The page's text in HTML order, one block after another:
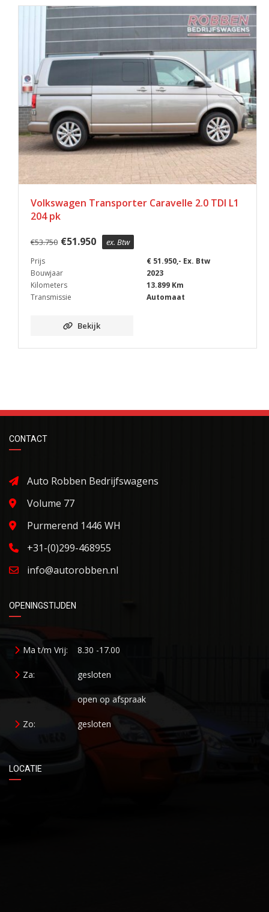
Volkswagen Transporter Caravelle 2.0 TDI L1
204 pk
€53.750 €51.950 ex. Btw
Prijs
€ 51.950,- Ex. Btw
Bouwjaar
2023
Kilometers
13.899 Km
Transmissie
Automaat
Bekijk
CONTACT
Auto Robben Bedrijfswagens
Volume 77
Purmerend 1446 WH
+31-(0)299-468955
info@autorobben.nl
OPENINGSTIJDEN
Ma t/m Vrij: 8.30 -17.00
Za: gesloten
open op afspraak
Zo: gesloten
LOCATIE